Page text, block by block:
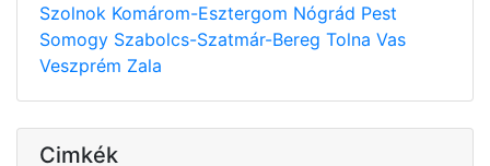
Szolnok Komárom-Esztergom Nógrád Pest
Somogy Szabolcs-Szatmár-Bereg Tolna Vas
Veszprém Zala
Cimkék